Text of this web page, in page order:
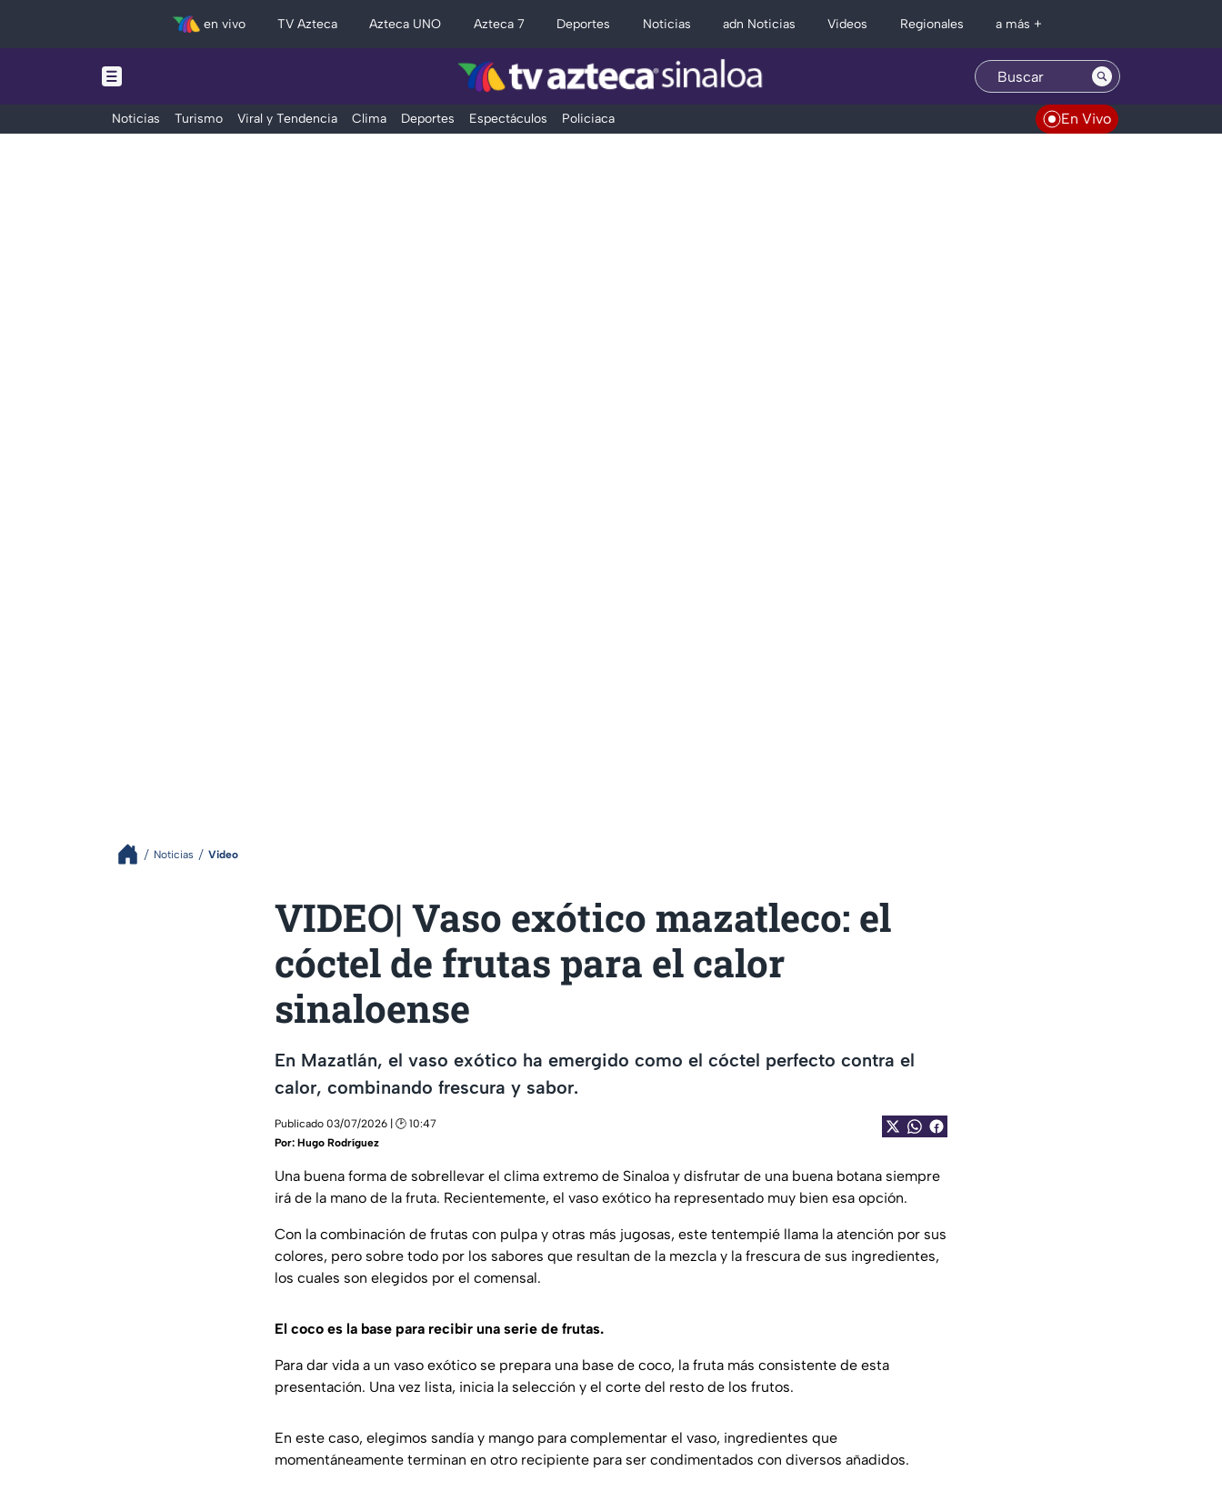
en vivo TV Azteca Azteca UNO Azteca 7 Deportes Noticias adn Noticias Videos Regionales a más +
Noticias Turismo Viral y Tendencia Clima Deportes Espectáculos Policiaca En Vivo
Noticias Video
VIDEO| Vaso exótico mazatleco: el
cóctel de frutas para el calor
sinaloense
En Mazatlán, el vaso exótico ha emergido como el cóctel perfecto contra el
calor, combinando frescura y sabor.
Publicado 03/07/2026 | 🕑 10:47
Por: Hugo Rodríguez
Una buena forma de sobrellevar el clima extremo de Sinaloa y disfrutar de una buena botana siempre
irá de la mano de la fruta. Recientemente, el vaso exótico ha representado muy bien esa opción.
Con la combinación de frutas con pulpa y otras más jugosas, este tentempié llama la atención por sus
colores, pero sobre todo por los sabores que resultan de la mezcla y la frescura de sus ingredientes,
los cuales son elegidos por el comensal.
El coco es la base para recibir una serie de frutas.
Para dar vida a un vaso exótico se prepara una base de coco, la fruta más consistente de esta
presentación. Una vez lista, inicia la selección y el corte del resto de los frutos.
En este caso, elegimos sandía y mango para complementar el vaso, ingredientes que
momentáneamente terminan en otro recipiente para ser condimentados con diversos añadidos.